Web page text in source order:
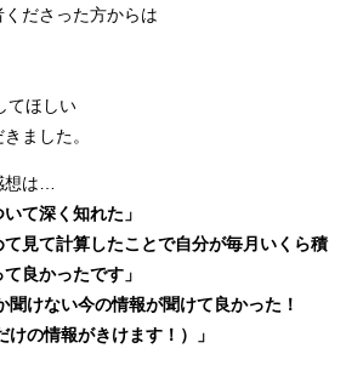
ださった方からは
てほしい
ました。
想は…
て深く知れた」
て見て計算したことで自分が毎月いくら積
良かったです」
聞けない今の情報が聞けて良かった！
けの情報がきけます！）」